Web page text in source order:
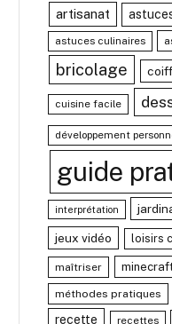
artisanat
astuces culinaires
bricolage
cuisine facile
développement
guide
interprétation
jeux vidéo loisirs
maîtriser
méthodes pratiques
recette recettes